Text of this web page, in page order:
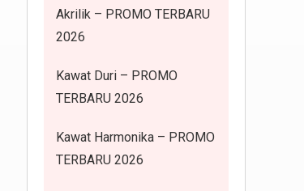
Akrilik – PROMO TERBARU
2026
Kawat Duri – PROMO
TERBARU 2026
Kawat Harmonika – PROMO
TERBARU 2026